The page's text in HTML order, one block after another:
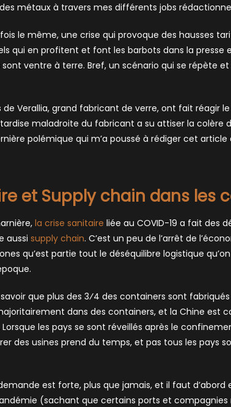
métaux à travers mes différents jobs
le même, une crise qui provoque des hausses
qui en profitent et font les barbots dans la presse
ventre à terre. Bref, un scénario qui se répète
de Verallia, grand fabricant de verre, ont fait réagir
maladroite du fabricant a su attiser la colère
polémique qui m’a poussé à rédiger cet article
et Supply chain dans les
la crise sanitaire liée au COVID-19 a fait des
aussi supply chain. C’est un peu de l’arrêt de
qu’est partie tout le déséquilibre logistique
que plus des 3⁄4 des containers sont
dans des containers, et la Chine est
les pays se sont réveillés après le
des usines prend du temps, et pas tous les pays
est forte, plus que jamais, et il faut
(sachant que certains ports et